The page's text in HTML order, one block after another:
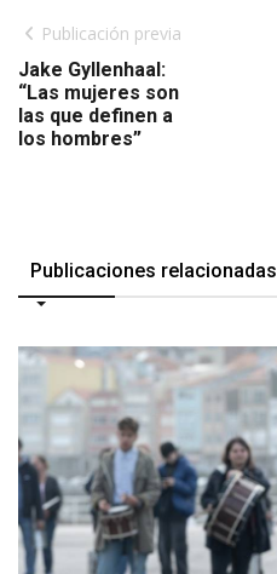
Publicación previa
Jake Gyllenhaal:
“Las mujeres son
las que definen a
los hombres”
Publicaciones relacionadas